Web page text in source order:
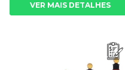
VER MAIS DETALHES